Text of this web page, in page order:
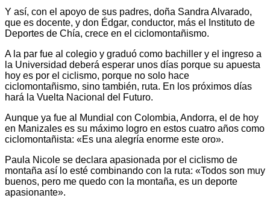
Y así, con el apoyo de sus padres, doña Sandra Alvarado,
que es docente, y don Édgar, conductor, más el Instituto de
Deportes de Chía, crece en el ciclomontañismo.
A la par fue al colegio y graduó como bachiller y el ingreso a
la Universidad deberá esperar unos días porque su apuesta
hoy es por el ciclismo, porque no solo hace
ciclomontañismo, sino también, ruta. En los próximos días
hará la Vuelta Nacional del Futuro.
Aunque ya fue al Mundial con Colombia, Andorra, el de hoy
en Manizales es su máximo logro en estos cuatro años como
ciclomontañista: «Es una alegría enorme este oro».
Paula Nicole se declara apasionada por el ciclismo de
montaña así lo esté combinando con la ruta: «Todos son muy
buenos, pero me quedo con la montaña, es un deporte
apasionante».